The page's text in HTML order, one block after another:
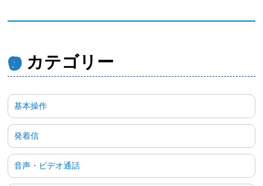
カテゴリー
基本操作
発着信
音声・ビデオ通話